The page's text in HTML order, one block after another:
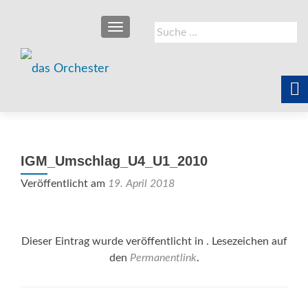
Suche
nach:
SCHALTE NAVIGATION
IGM_Umschlag_U4_U1_2010
Veröffentlicht am 19. April 2018
Dieser Eintrag wurde veröffentlicht in . Lesezeichen auf
den Permanentlink.